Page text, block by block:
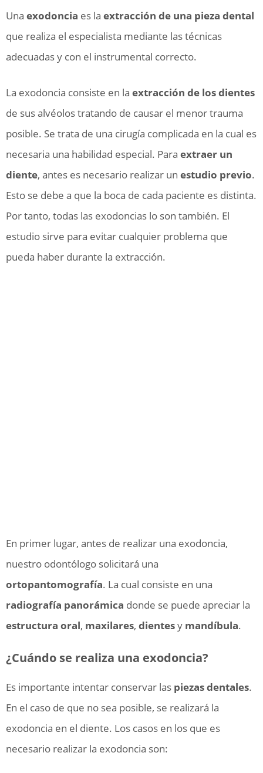
Una exodoncia es la extracción de una pieza dental
que realiza el especialista mediante las técnicas
adecuadas y con el instrumental correcto.
La exodoncia consiste en la extracción de los dientes
de sus alvéolos tratando de causar el menor trauma
posible. Se trata de una cirugía complicada en la cual es
necesaria una habilidad especial. Para extraer un
diente, antes es necesario realizar un estudio previo.
Esto se debe a que la boca de cada paciente es distinta.
Por tanto, todas las exodoncias lo son también. El
estudio sirve para evitar cualquier problema que
pueda haber durante la extracción.
En primer lugar, antes de realizar una exodoncia,
nuestro odontólogo solicitará una
ortopantomografía. La cual consiste en una
radiografía panorámica donde se puede apreciar la
estructura oral, maxilares, dientesy mandíbula.
¿Cuándo se realiza una exodoncia?
Es importante intentar conservar las piezas dentales.
En el caso de que no sea posible, se realizará la
exodoncia en el diente. Los casos en los que es
necesario realizar la exodoncia son: